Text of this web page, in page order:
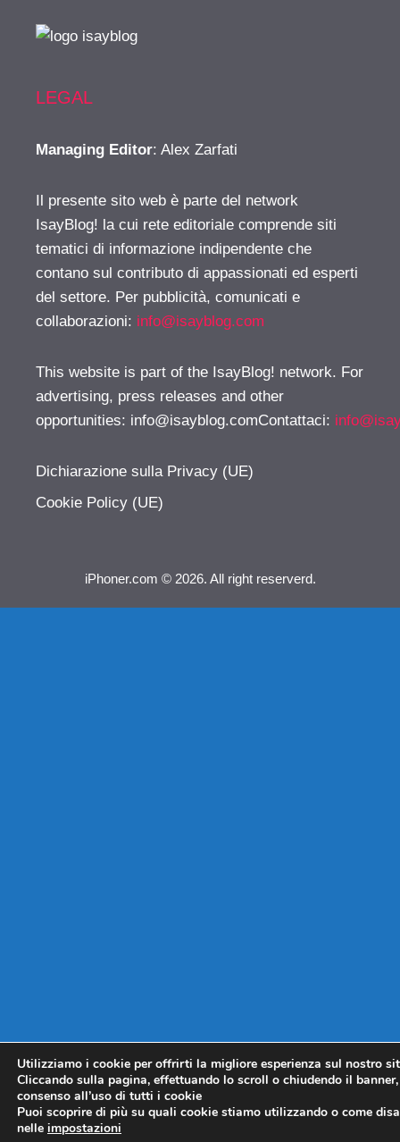
LEGAL
Managing Editor: Alex Zarfati
Il presente sito web è parte del network
IsayBlog! la cui rete editoriale comprende siti
tematici di informazione indipendente che
contano sul contributo di appassionati ed esperti
del settore. Per pubblicità, comunicati e
collaborazioni: info@isayblog.com
This website is part of the IsayBlog! network. For
advertising, press releases and other
opportunities: info@isayblog.comContattaci:
Dichiarazione sulla Privacy (UE)
Cookie Policy (UE)
iPhoner.com © 2026. All right reserverd.
Utilizziamo i cookie per offrirti la migliore esperienza sul nostro
Cliccando sulla pagina, effettuando lo scroll o chiudendo il
consenso all’uso di tutti i cookie
Puoi scoprire di più su quali cookie stiamo utilizzando o come
nelle impostazioni